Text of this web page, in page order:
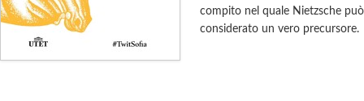
compito nel quale Nietzsche
considerato un vero precursore.